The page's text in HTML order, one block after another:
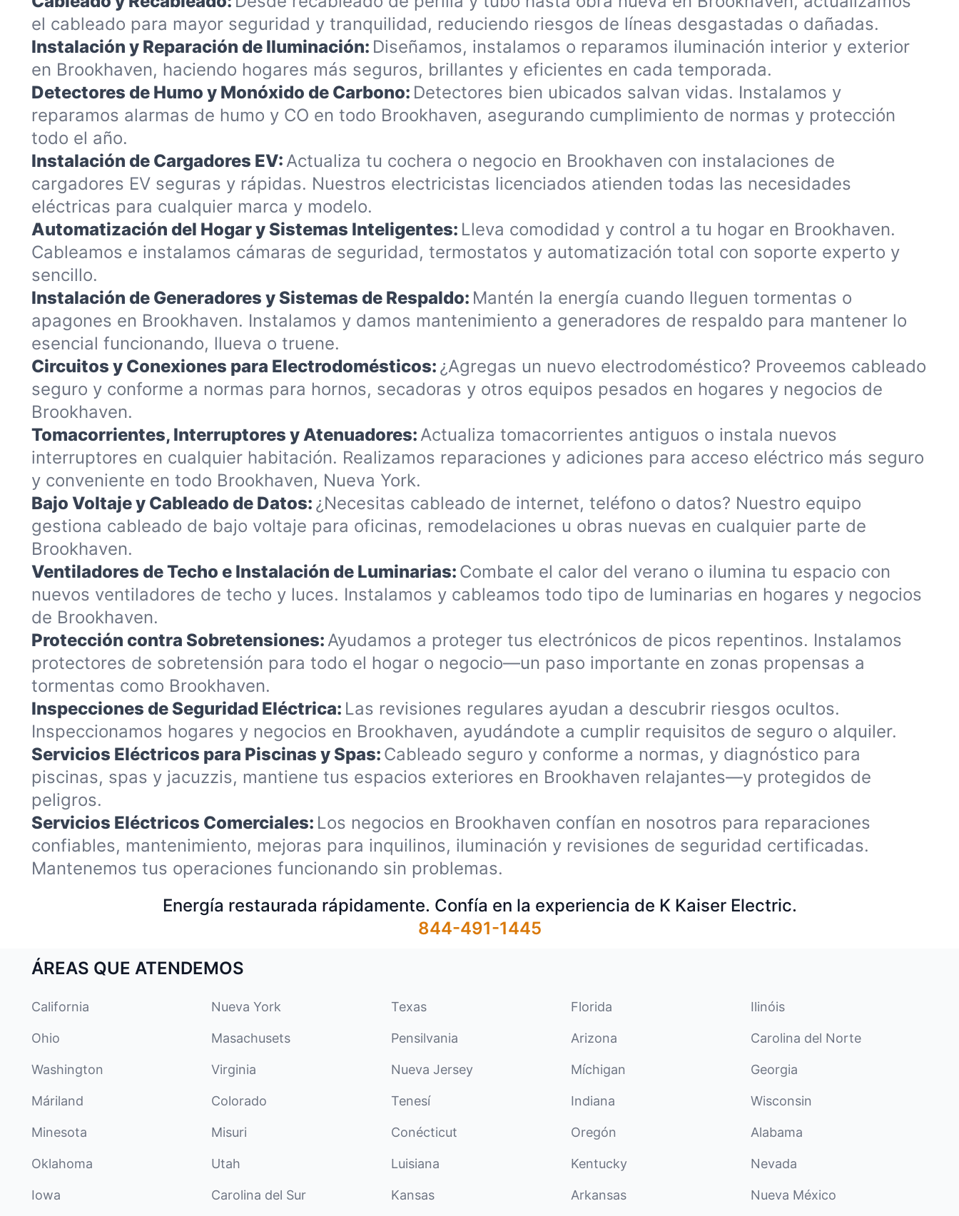
el cableado para mayor seguridad y tranquilidad, reduciendo riesgos de líneas desgastadas o dañadas.
Instalación y Reparación de Iluminación: Diseñamos, instalamos o reparamos iluminación interior y exterior
en Brookhaven, haciendo hogares más seguros, brillantes y eficientes en cada temporada.
Detectores de Humo y Monóxido de Carbono: Detectores bien ubicados salvan vidas. Instalamos y
reparamos alarmas de humo y CO en todo Brookhaven, asegurando cumplimiento de normas y protección
todo el año.
Instalación de Cargadores EV:Actualiza tu cochera o negocio en Brookhaven con instalaciones de
cargadores EV seguras y rápidas. Nuestros electricistas licenciados atienden todas las necesidades
eléctricas para cualquier marca y modelo.
Automatización del Hogar y Sistemas Inteligentes: Lleva comodidad y control a tu hogar en Brookhaven.
Cableamos e instalamos cámaras de seguridad, termostatos y automatización total con soporte experto y
sencillo.
Instalación de Generadores y Sistemas de Respaldo: Mantén la energía cuando lleguen tormentas o
apagones en Brookhaven. Instalamos y damos mantenimiento a generadores de respaldo para mantener lo
esencial funcionando, llueva o truene.
Circuitos y Conexiones para Electrodomésticos: ¿Agregas un nuevo electrodoméstico? Proveemos cableado
seguro y conforme a normas para hornos, secadoras y otros equipos pesados en hogares y negocios de
Brookhaven.
Tomacorrientes, Interruptores y Atenuadores:Actualiza tomacorrientes antiguos o instala nuevos
interruptores en cualquier habitación. Realizamos reparaciones y adiciones para acceso eléctrico más seguro
y conveniente en todo Brookhaven, Nueva York.
Bajo Voltaje y Cableado de Datos: ¿Necesitas cableado de internet, teléfono o datos? Nuestro equipo
gestiona cableado de bajo voltaje para oficinas, remodelaciones u obras nuevas en cualquier parte de
Brookhaven.
Ventiladores de Techo e Instalación de Luminarias: Combate el calor del verano o ilumina tu espacio con
nuevos ventiladores de techo y luces. Instalamos y cableamos todo tipo de luminarias en hogares y negocios
de Brookhaven.
Protección contra Sobretensiones:Ayudamos a proteger tus electrónicos de picos repentinos. Instalamos
protectores de sobretensión para todo el hogar o negocio—un paso importante en zonas propensas a
tormentas como Brookhaven.
Inspecciones de Seguridad Eléctrica: Las revisiones regulares ayudan a descubrir riesgos ocultos.
Inspeccionamos hogares y negocios en Brookhaven, ayudándote a cumplir requisitos de seguro o alquiler.
Servicios Eléctricos para Piscinas y Spas: Cableado seguro y conforme a normas, y diagnóstico para
piscinas, spas y jacuzzis, mantiene tus espacios exteriores en Brookhaven relajantes—y protegidos de
peligros.
Servicios Eléctricos Comerciales: Los negocios en Brookhaven confían en nosotros para reparaciones
confiables, mantenimiento, mejoras para inquilinos, iluminación y revisiones de seguridad certificadas.
Mantenemos tus operaciones funcionando sin problemas.
Energía restaurada rápidamente. Confía en la experiencia de K Kaiser Electric.
844-491-1445
ÁREAS QUE ATENDEMOS
California Nueva York Texas Florida Ilinóis
Ohio Masachusets Pensilvania Arizona Carolina del Norte
Washington Virginia Nueva Jersey Míchigan Georgia
Máriland Colorado Tenesí Indiana Wisconsin
Minesota Misuri Conécticut Oregón Alabama
Oklahoma Utah Luisiana Kentucky Nevada
Iowa Carolina del Sur Kansas Arkansas Nueva México